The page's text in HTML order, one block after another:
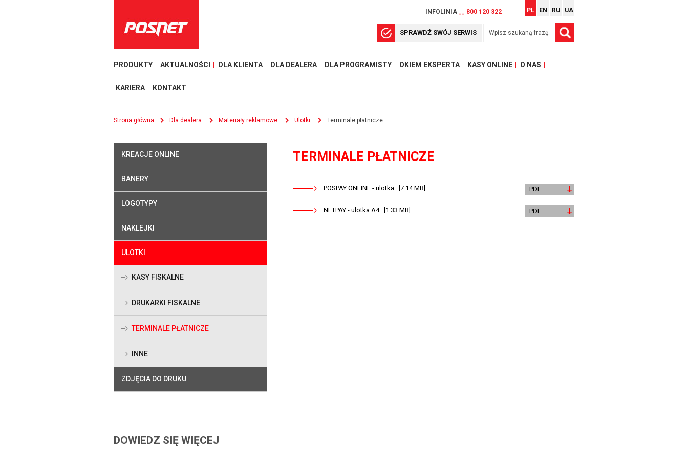
INFOLINIA __ 800 120 322 PL EN RU UA
SPRAWDŹ SWÓJ SERWIS
PRODUKTY AKTUALNOŚCI DLA KLIENTA DLA DEALERA DLA PROGRAMISTY OKIEM EKSPERTA KASY ONLINE O NAS
KARIERA KONTAKT
Strona główna Dla dealera Materiały reklamowe Ulotki Terminale płatnicze
KREACJE ONLINE
BANERY
LOGOTYPY
NAKLEJKI
ULOTKI
KASY FISKALNE
DRUKARKI FISKALNE
TERMINALE PŁATNICZE
INNE
ZDJĘCIA DO DRUKU
TERMINALE PŁATNICZE
POSPAY ONLINE - ulotka [7.14 MB] PDF
NETPAY - ulotka A4 [1.33 MB] PDF
DOWIEDZ SIĘ WIĘCEJ